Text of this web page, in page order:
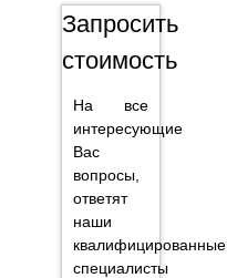
Запросить
стоимость
На все
интересующие
Вас
вопросы,
ответят
наши
квалифицированные
специалисты